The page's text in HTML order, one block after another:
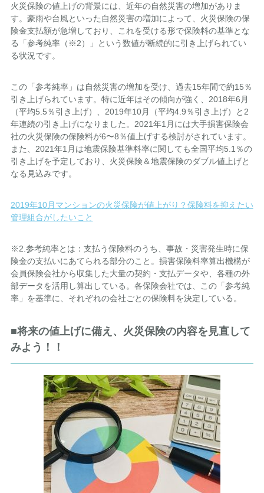
火災保険の値上げの背景には、近年の自然災害の増加がありま
す。豪雨や台風といった自然災害の増加によって、火災保険の保
険金支払額が急増しており、これを受ける形で保険料の基準とな
る「参考純率（※2）」という数値が断続的に引き上げられてい
る状況です。
この「参考純率」は自然災害の増加を受け、過去15年間で約15％
引き上げられています。特に近年はその傾向が強く、2018年6月
（平均5.5％引き上げ）、2019年10月（平均4.9％引き上げ）と2
年連続の引き上げになりました。2021年1月には大手損害保険会
社の火災保険の保険料が6〜8％値上げする検討がされています。
また、2021年1月は地震保険基準料率に関しても全国平均5.1％の
引き上げを予定しており、火災保険＆地震保険のダブル値上げと
なる見込みです。
2019年10月マンションの火災保険が値上がり？保険料を抑えたい
管理組合がしたいこと
※2.参考純率とは：支払う保険料のうち、事故・災害発生時に保
険金の支払いにあてられる部分のこと。損害保険料率算出機構が
会員保険会社から収集した大量の契約・支払データや、各種の外
部データを活用し算出している。各保険会社では、この「参考純
率」を基準に、それぞれの会社ごとの保険料を決定している。
■将来の値上げに備え、火災保険の内容を見直して
みよう！！